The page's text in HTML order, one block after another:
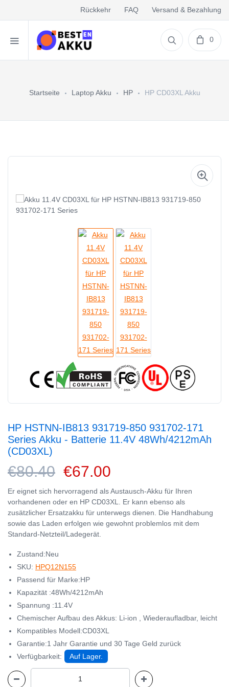
Rückkehr FAQ Versand & Bezahlung
0
Startseite Laptop Akku HP HP CD03XL Akku
HP HSTNN-IB813 931719-850 931702-171
Series Akku - Batterie 11.4V 48Wh/4212mAh
(CD03XL)
€80.40 €67.00
Er eignet sich hervorragend als Austausch-Akku für Ihren
vorhandenen oder en HP CD03XL. Er kann ebenso als
zusätzlicher Ersatzakku für unterwegs dienen. Die Handhabung
sowie das Laden erfolgen wie gewohnt problemlos mit dem
Standard-Netzteil/Ladegerät.
Zustand:Neu
SKU: HPQ12N155
Passend für Marke:HP
Kapazität :48Wh/4212mAh
Spannung :11.4V
Chemischer Aufbau des Akkus: Li-ion , Wiederaufladbar, leicht
Kompatibles Modell:CD03XL
Garantie:1 Jahr Garantie und 30 Tage Geld zurück
Verfügbarkeit:
Auf Lager.